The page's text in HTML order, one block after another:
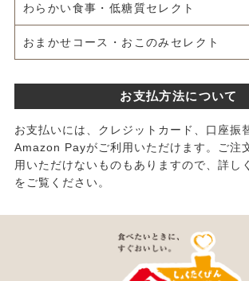
わらかい食事・低糖質セレクト
おまかせコース・おこのみセレクト
お支払方法について
お支払いには、クレジットカード、口座振
Amazon Payがご利用いただけます。ご注
用いただけないものもありますので、詳し
をご覧ください。